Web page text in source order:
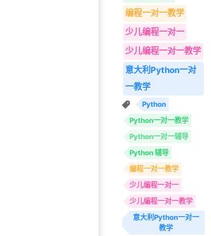
编程一对一教学
少儿编程一对一
少儿编程一对一教学
意大利Python一对
一教学
Python
Python一对一教学
Python一对一辅导
Python 辅导
编程一对一教学
少儿编程一对一
少儿编程一对一教学
意大利Python一对一
教学